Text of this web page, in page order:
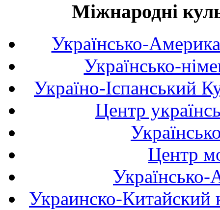
Міжнародні
Українсько-
Українсько-
Україно-Іспанський
Центр
Центр
Українсько-
Украинско-Китайский